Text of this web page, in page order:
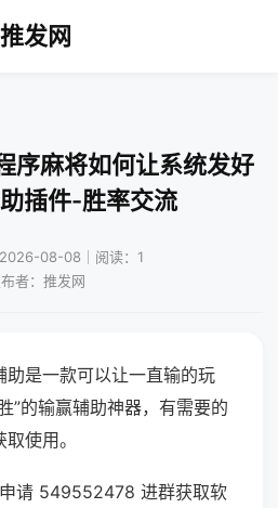
推发网
序麻将如何让系统发好
插件-胜率交流
08-08｜阅读：1
者：推发网
助是一款可以让一直输的玩
”的输赢辅助神器，有需要的
使用。
请 549552478 进群获取软